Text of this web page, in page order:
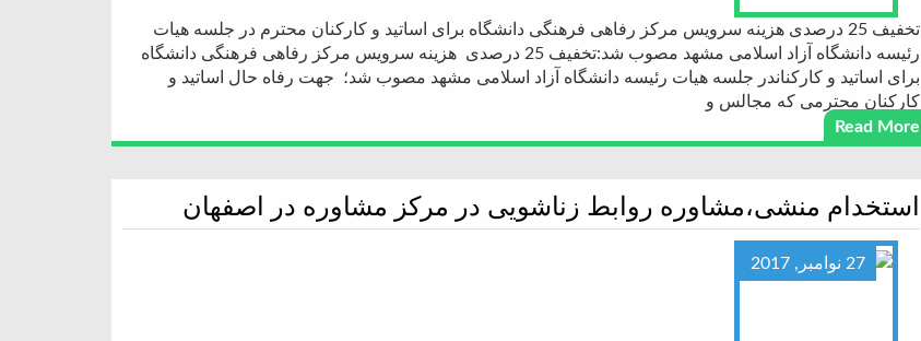
تخفیف 25 درصدی هزینه سرویس مرکز رفاهی فرهنگی دانشگاه برای اساتید و کارکنان محترم در جلسه هیات
رئیسه دانشگاه آزاد اسلامی مشهد مصوب شد:تخفیف 25 درصدی هزینه سرویس مرکز رفاهی فرهنگی دانشگاه
برای اساتید و کارکناندر جلسه هیات رئیسه دانشگاه آزاد اسلامی مشهد مصوب شد؛ جهت رفاه حال اساتید و
کارکنان محترمی که مجالس و
Read More
استخدام منشی،مشاوره روابط زناشویی در مرکز مشاوره در اصفهان
27 نوامبر, 2017